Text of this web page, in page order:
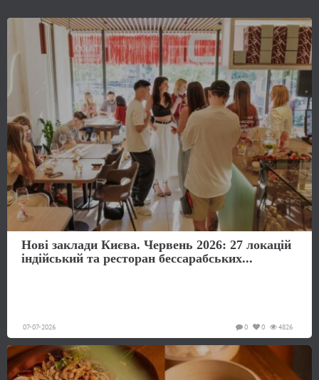
Нові заклади Києва. Червень 2026: 27 локацій
індійський та ресторан бессарабських...
07-07-2026 4826
0
0